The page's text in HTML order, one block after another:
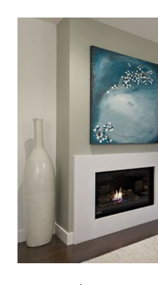
كيف يمكننى مساعدتك ؟